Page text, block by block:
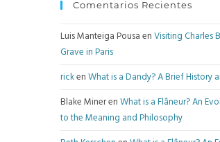
Comentarios Recientes
Luis Manteiga PousaenVisiting Charles
Grave in Paris
rickenWhat is a Dandy? A Brief History
Blake MinerenWhat is a Flâneur? An
to the Meaning and Philosophy